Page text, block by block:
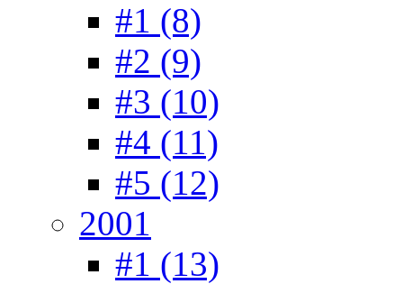
#1 (8)
#2 (9)
#3 (10)
#4 (11)
#5 (12)
2001
#1 (13)